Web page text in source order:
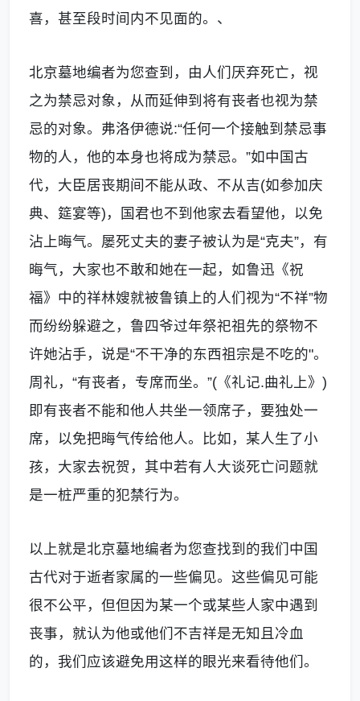
喜，甚至段时间内不见面的。、
北京墓地编者为您查到，由人们厌弃死亡，视
之为禁忌对象，从而延伸到将有丧者也视为禁
忌的对象。弗洛伊德说:“任何一个接触到禁忌事
物的人，他的本身也将成为禁忌。”如中国古
代，大臣居丧期间不能从政、不从吉(如参加庆
典、筵宴等) ，国君也不到他家去看望他，以免
沾上晦气。屡死丈夫的妻子被认为是“克夫”，有
晦气，大家也不敢和她在一起，如鲁迅《祝
福》中的祥林嫂就被鲁镇上的人们视为“不祥”物
而纷纷躲避之，鲁四爷过年祭祀祖先的祭物不
许她沾手，说是“不干净的东西祖宗是不吃的"。
周礼，“有丧者，专席而坐。”( 《礼记.曲礼上》 )
即有丧者不能和他人共坐一领席子，要独处一
席，以免把晦气传给他人。比如，某人生了小
孩，大家去祝贺，其中若有人大谈死亡问题就
是一桩严重的犯禁行为。
以上就是北京墓地编者为您查找到的我们中国
古代对于逝者家属的一些偏见。这些偏见可能
很不公平，但但因为某一个或某些人家中遇到
丧事，就认为他或他们不吉祥是无知且冷血
的，我们应该避免用这样的眼光来看待他们。